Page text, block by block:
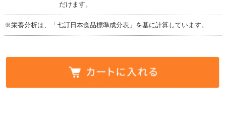
だけます。
※栄養分析は、「七訂日本食品標準成分表」を基に計算しています。